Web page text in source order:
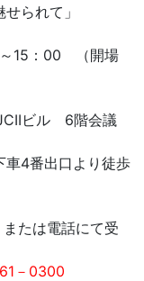
られて」
15：00 （開場
ビル 6階会議
車4番出口より徒歩
たは電話にて受
－0300